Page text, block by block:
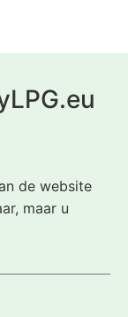
de website
maar u